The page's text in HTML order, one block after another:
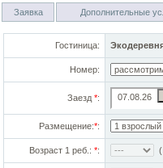
Заявка Дополнительные
Гостиница:
Номер:
Заезд *:
Размещение:*:
Возраст 1 реб.: *: